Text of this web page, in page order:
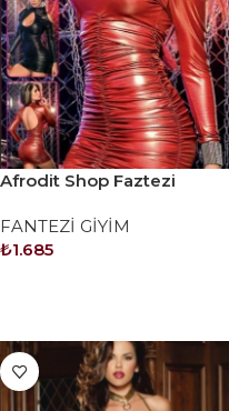
Afrodit Shop Faztezi
FANTEZİ GİYİM
₺1.685